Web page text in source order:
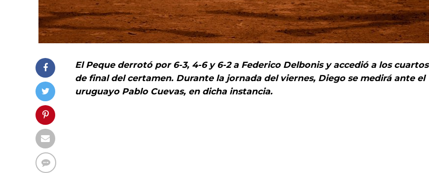
El Peque derrotó por 6-3, 4-6 y 6-2 a Federico Delbonis y accedió a los cuartos
de final del certamen. Durante la jornada del viernes, Diego se medirá ante el
uruguayo Pablo Cuevas, en dicha instancia.